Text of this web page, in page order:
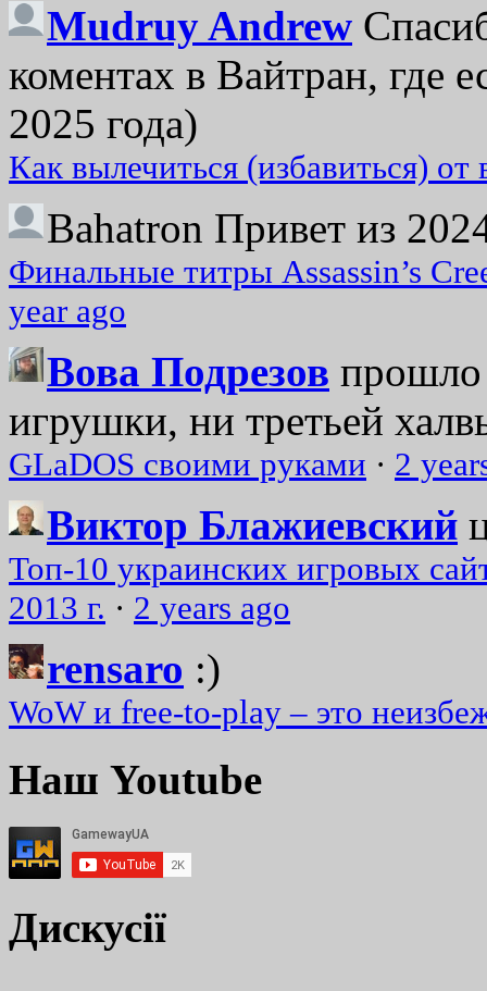
Mudruy Andrew
коментах в Вайтран, где
2025 года)
Как вылечиться (избавиться)
Bahatron Привет из
Финальные титры Assassin’s
year ago
Вова Подрезов прошло
игрушки, ни третьей
GLaDOS своими руками · 2
Виктор Блажиевский
Топ-10 украинских игровых
2013 г. · 2 years ago
rensaro :)
WoW и free-to-play – это
Наш Youtube
Дискусії